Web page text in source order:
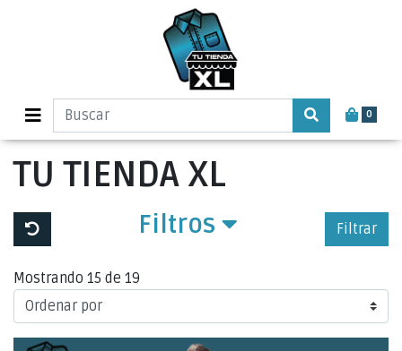
0
TU TIENDA XL
Filtros Filtrar
Mostrando 15 de 19